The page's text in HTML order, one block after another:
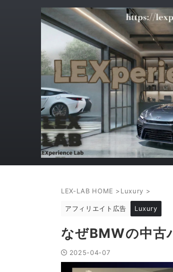
LEX-LAB HOME >Luxury >
アフィリエイト広告 Luxury
なぜBMWの中古
2025-04-07